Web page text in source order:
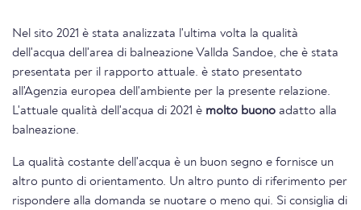
Nel sito 2021 è stata analizzata l'ultima volta la qualità
dell'acqua dell'area di balneazione Vallda Sandoe, che è stata
presentata per il rapporto attuale. è stato presentato
all'Agenzia europea dell'ambiente per la presente relazione.
L'attuale qualità dell'acqua di 2021 è molto buono adatto alla
balneazione.
La qualità costante dell'acqua è un buon segno e fornisce un
altro punto di orientamento. Un altro punto di riferimento per
rispondere alla domanda se nuotare o meno qui. Si consiglia di